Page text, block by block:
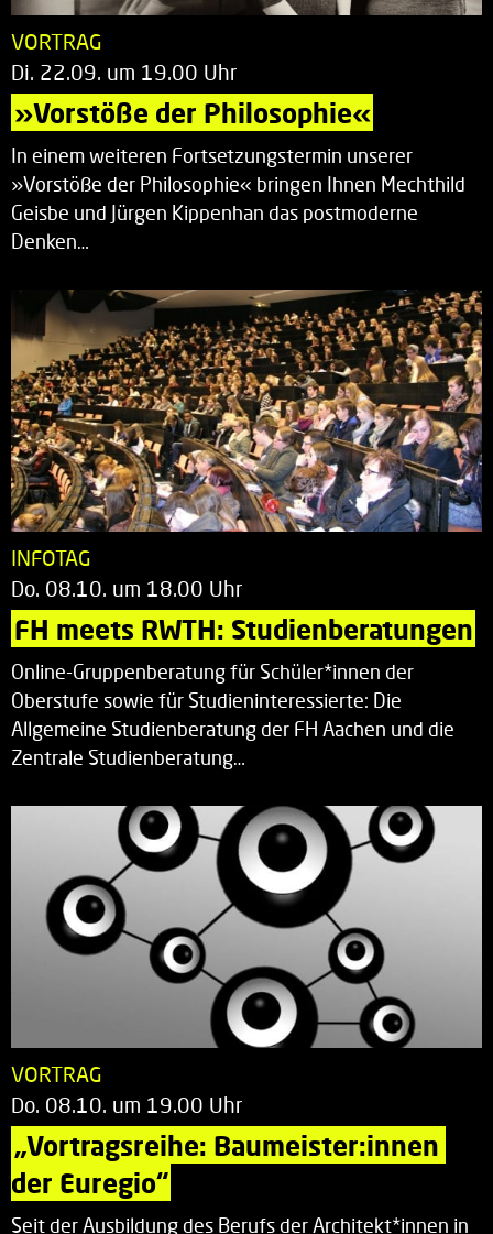
VORTRAG
Di. 22.09. um 19.00 Uhr
»Vorstöße der Philosophie«
In einem weiteren Fortsetzungstermin unserer
»Vorstöße der Philosophie« bringen Ihnen Mechthild
Geisbe und Jürgen Kippenhan das postmoderne
Denken…
INFOTAG
Do. 08.10. um 18.00 Uhr
FH meets RWTH: Studienberatungen
Online-Gruppenberatung für Schüler*innen der
Oberstufe sowie für Studieninteressierte: Die
Allgemeine Studienberatung der FH Aachen und die
Zentrale Studienberatung…
VORTRAG
Do. 08.10. um 19.00 Uhr
„Vortragsreihe: Baumeister:innen
der Euregio“
Seit der Ausbildung des Berufs der Architekt*innen in